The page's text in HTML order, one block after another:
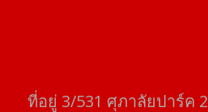
ที่อยู่​ 3/531​ ศุภาลัยปาร์ค​ 2